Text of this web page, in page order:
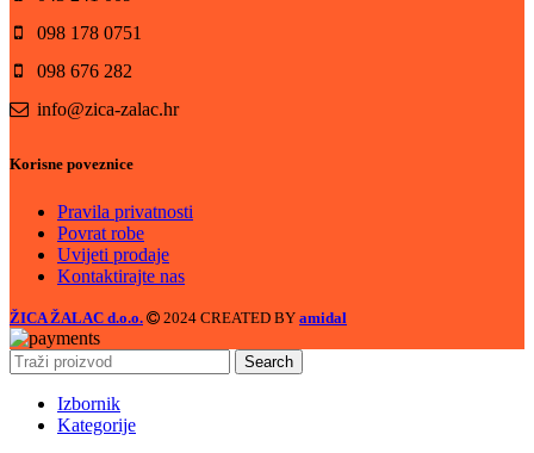
098 178 0751
098 676 282
info@zica-zalac.hr
Korisne poveznice
Pravila privatnosti
Povrat robe
Uvijeti prodaje
Kontaktirajte nas
ŽICA ŽALAC d.o.o. 2024 CREATED BY amidal
Search
Izbornik
Kategorije